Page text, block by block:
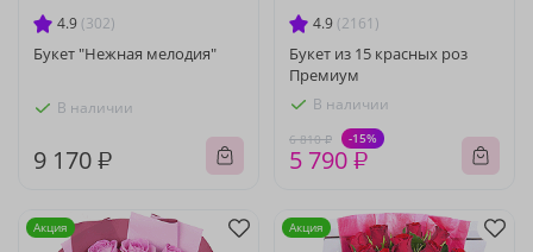
4.9 (302)
Букет "Нежная мелодия"
В наличии
9 170 ₽
4.9 (2161)
Букет из 15 красных роз
Премиум
В наличии
6 810 ₽ -15%
5 790 ₽
Акция Акция